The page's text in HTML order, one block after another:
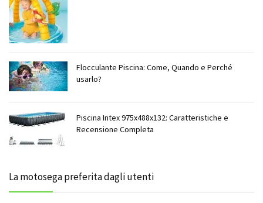
Flocculante Piscina: Come, Quando e Perché
usarlo?
Piscina Intex 975x488x132: Caratteristiche e
Recensione Completa
La motosega preferita dagli utenti